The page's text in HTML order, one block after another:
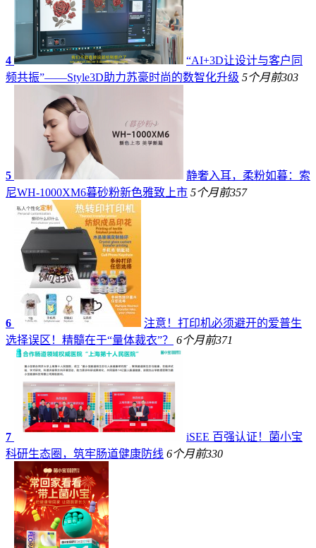
4
“AI+3D让设计与客户同
频共振”——Style3D助力苏豪时尚的数智化升级 5个月前303
5
静奢入耳，柔粉如暮：索
尼WH-1000XM6暮砂粉新色雅致上市 5个月前357
6
注意！打印机必须避开的爱普生
选择误区！精髓在于“量体裁衣”？
6个月前371
7
iSEE 百强认证！菌小宝
科研生态圈，筑牢肠道健康防线 6个月前330